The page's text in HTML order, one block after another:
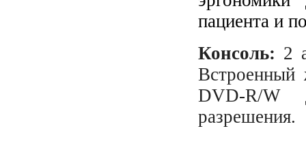
пациента и
Консоль: 2
Встроенный
DVD-R/W
разрешения.